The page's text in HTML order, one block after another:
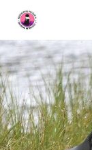
Siirry
sivun
sisältöön
Seuran nimi